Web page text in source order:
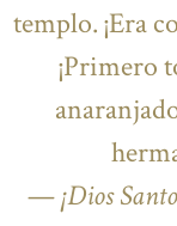
templo. ¡Era
¡Primero
—¡Dios